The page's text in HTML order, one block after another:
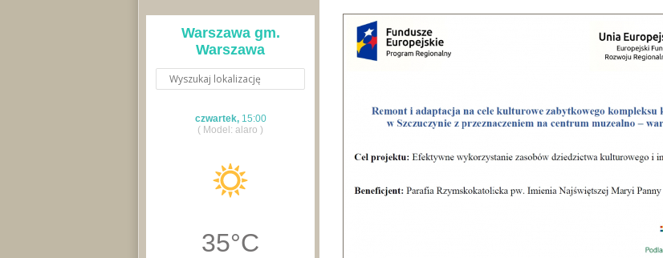
Warszawa gm.
Warszawa
czwartek, 15:00
( Model: alaro )
35°C